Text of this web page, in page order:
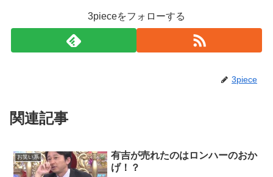
3pieceをフォローする
3piece
関連記事
お笑い系
有吉が売れたのはロンハーのおか
げ！？